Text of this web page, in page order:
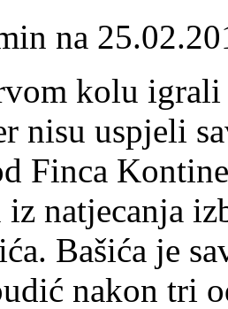
na
kolu
nisu uspjeli
Finca
natjecanja
Bašića je
nakon tri